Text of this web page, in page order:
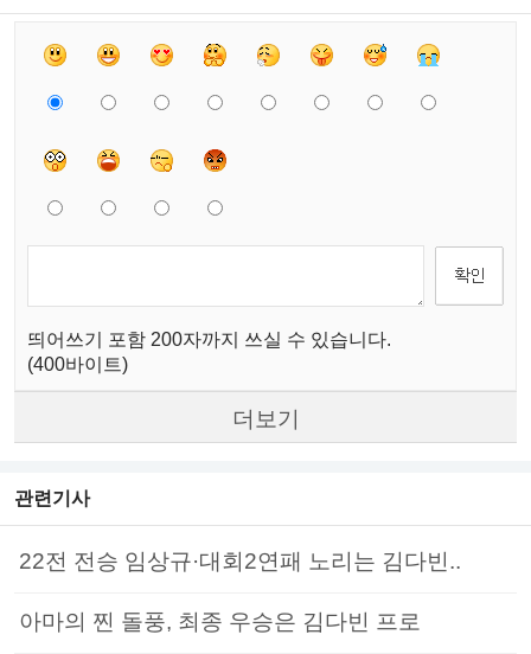
띄어쓰기 포함 200자까지 쓰실 수 있습니다.
(400바이트)
더보기
관련기사
22전 전승 임상규·대회2연패 노리는 김다빈..
아마의 찐 돌풍, 최종 우승은 김다빈 프로